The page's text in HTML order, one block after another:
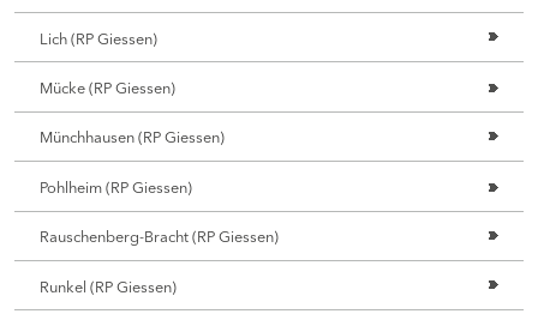
Lich (RP Giessen)
Mücke (RP Giessen)
Münchhausen (RP Giessen)
Pohlheim (RP Giessen)
Rauschenberg-Bracht (RP Giessen)
Runkel (RP Giessen)